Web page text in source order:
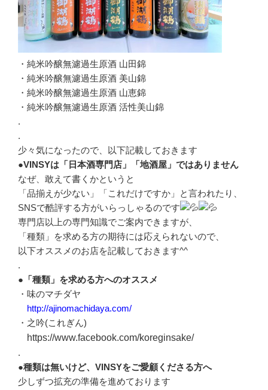
・純米吟醸無濾過生原酒 山田錦
・純米吟醸無濾過生原酒 美山錦
・純米吟醸無濾過生原酒 山恵錦
・純米吟醸無濾過生原酒 活性美山錦
.
.
少々気になったので、以下記載しておきます
●VINSYは「日本酒専門店」「地酒屋」ではありません
なぜ、敢えて書くかというと
「品揃えが少ない」「これだけですか」と言われたり、
SNSで酷評する方がいらっしゃるのです
専門店以上の専門知識でご案内できますが、
「種類」を求める方の期待には応えられないので、
以下オススメのお店を記載しておきます^^
.
●「種類」を求める方へのオススメ
・味のマチダヤ
http://ajinomachidaya.com/
・之吟(これぎん)
https://www.facebook.com/koreginsake/
.
●種類は無いけど、VINSYをご愛顧くださる方へ
少しずつ拡充の準備を進めております